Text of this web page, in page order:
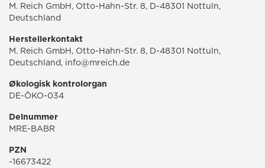
M. Reich GmbH, Otto-Hahn-Str. 8, D-48301 Nottuln,
Deutschland
Herstellerkontakt
M. Reich GmbH, Otto-Hahn-Str. 8, D-48301 Nottuln,
Deutschland, info@mreich.de
Økologisk kontrolorgan
DE-ÖKO-034
Delnummer
MRE-BABR
PZN
-16673422